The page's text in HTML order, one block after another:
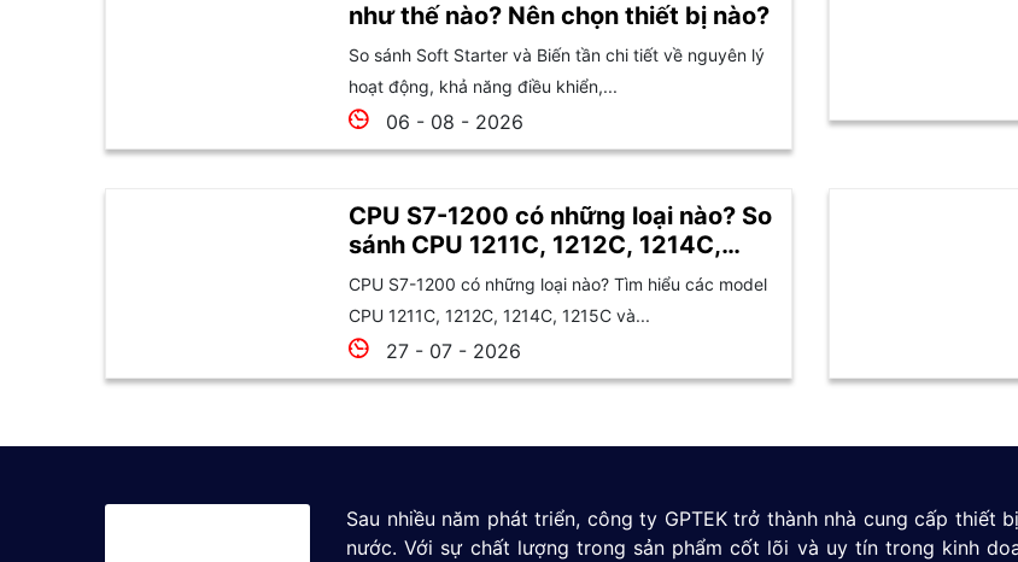
như thế nào? Nên chọn thiết bị nào?
So sánh Soft Starter và Biến tần chi tiết về nguyên lý
hoạt động, khả năng điều khiển,...
06 - 08 - 2026
CPU S7-1200 có những loại nào? So
sánh CPU 1211C, 1212C, 1214C,
1215C và 1217C
CPU S7-1200 có những loại nào? Tìm hiểu các model
CPU 1211C, 1212C, 1214C, 1215C và...
27 - 07 - 2026
Sau nhiều năm phát triển, công ty GPTEK trở thành nhà cung cấp
nước. Với sự chất lượng trong sản phẩm cốt lõi và uy tín trong kinh